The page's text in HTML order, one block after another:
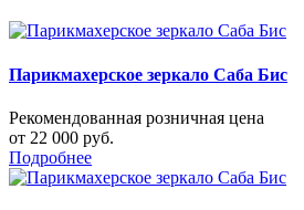
Парикмахерское зеркало Саба Бис
Рекомендованная розничная цена
от 22 000 руб.
Подробнее